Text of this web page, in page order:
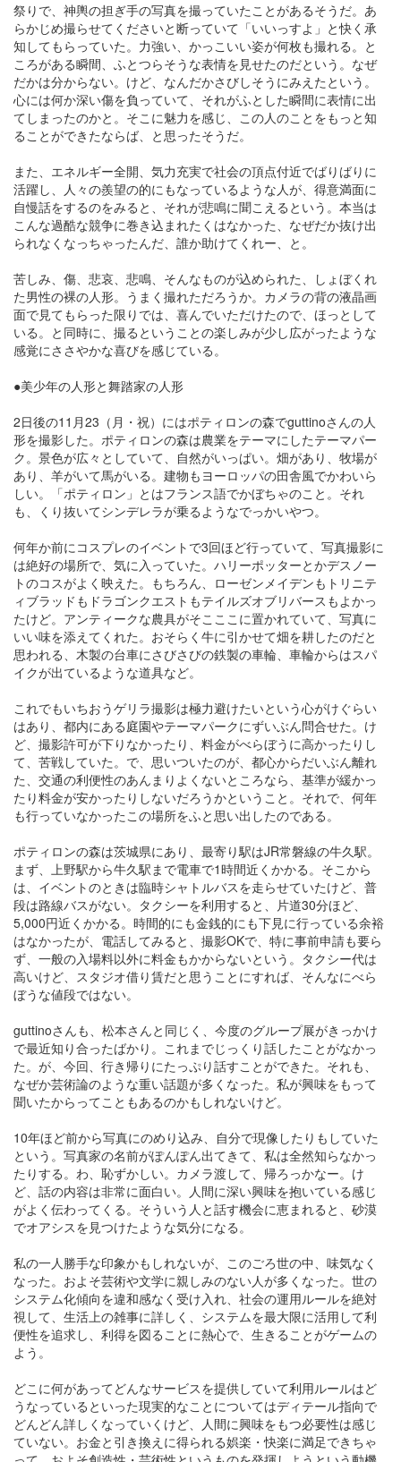
祭りで、神輿の担ぎ手の写真を撮っていたことがあるそうだ。あ
らかじめ撮らせてくださいと断っていて「いいっすよ」と快く承
知してもらっていた。力強い、かっこいい姿が何枚も撮れる。と
ころがある瞬間、ふとつらそうな表情を見せたのだという。なぜ
だかは分からない。けど、なんだかさびしそうにみえたという。
心には何か深い傷を負っていて、それがふとした瞬間に表情に出
てしまったのかと。そこに魅力を感じ、この人のことをもっと知
ることができたならば、と思ったそうだ。
また、エネルギー全開、気力充実で社会の頂点付近でばりばりに
活躍し、人々の羨望の的にもなっているような人が、得意満面に
自慢話をするのをみると、それが悲鳴に聞こえるという。本当は
こんな過酷な競争に巻き込まれたくはなかった、なぜだか抜け出
られなくなっちゃったんだ、誰か助けてくれー、と。
苦しみ、傷、悲哀、悲鳴、そんなものが込められた、しょぼくれ
た男性の裸の人形。うまく撮れただろうか。カメラの背の液晶画
面で見てもらった限りでは、喜んでいただけたので、ほっとして
いる。と同時に、撮るということの楽しみが少し広がったような
感覚にささやかな喜びを感じている。
●美少年の人形と舞踏家の人形
2日後の11月23（月・祝）にはポティロンの森でguttinoさんの人
形を撮影した。ポティロンの森は農業をテーマにしたテーマパー
ク。景色が広々としていて、自然がいっぱい。畑があり、牧場が
あり、羊がいて馬がいる。建物もヨーロッパの田舎風でかわいら
しい。「ポティロン」とはフランス語でかぼちゃのこと。それ
も、くり抜いてシンデレラが乗るようなでっかいやつ。
何年か前にコスプレのイベントで3回ほど行っていて、写真撮影に
は絶好の場所で、気に入っていた。ハリーポッターとかデスノー
トのコスがよく映えた。もちろん、ローゼンメイデンもトリニテ
ィブラッドもドラゴンクエストもテイルズオブリバースもよかっ
たけど。アンティークな農具がそこここに置かれていて、写真に
いい味を添えてくれた。おそらく牛に引かせて畑を耕したのだと
思われる、木製の台車にさびさびの鉄製の車輪、車輪からはスパ
イクが出ているような道具など。
これでもいちおうゲリラ撮影は極力避けたいという心がけぐらい
はあり、都内にある庭園やテーマパークにずいぶん問合せた。け
ど、撮影許可が下りなかったり、料金がべらぼうに高かったりし
て、苦戦していた。で、思いついたのが、都心からだいぶん離れ
た、交通の利便性のあんまりよくないところなら、基準が緩かっ
たり料金が安かったりしないだろうかということ。それで、何年
も行っていなかったこの場所をふと思い出したのである。
ポティロンの森は茨城県にあり、最寄り駅はJR常磐線の牛久駅。
まず、上野駅から牛久駅まで電車で1時間近くかかる。そこから
は、イベントのときは臨時シャトルバスを走らせていたけど、普
段は路線バスがない。タクシーを利用すると、片道30分ほど、
5,000円近くかかる。時間的にも金銭的にも下見に行っている余裕
はなかったが、電話してみると、撮影OKで、特に事前申請も要ら
ず、一般の入場料以外に料金もかからないという。タクシー代は
高いけど、スタジオ借り賃だと思うことにすれば、そんなにべら
ぼうな値段ではない。
guttinoさんも、松本さんと同じく、今度のグループ展がきっかけ
で最近知り合ったばかり。これまでじっくり話したことがなかっ
た。が、今回、行き帰りにたっぷり話すことができた。それも、
なぜか芸術論のような重い話題が多くなった。私が興味をもって
聞いたからってこともあるのかもしれないけど。
10年ほど前から写真にのめり込み、自分で現像したりもしていた
という。写真家の名前がぽんぽん出てきて、私は全然知らなかっ
たりする。わ、恥ずかしい。カメラ渡して、帰ろっかなー。け
ど、話の内容は非常に面白い。人間に深い興味を抱いている感じ
がよく伝わってくる。そういう人と話す機会に恵まれると、砂漠
でオアシスを見つけたような気分になる。
私の一人勝手な印象かもしれないが、このごろ世の中、味気なく
なった。およそ芸術や文学に親しみのない人が多くなった。世の
システム化傾向を違和感なく受け入れ、社会の運用ルールを絶対
視して、生活上の雑事に詳しく、システムを最大限に活用して利
便性を追求し、利得を図ることに熱心で、生きることがゲームの
よう。
どこに何があってどんなサービスを提供していて利用ルールはど
うなっているといった現実的なことについてはディテール指向で
どんどん詳しくなっていくけど、人間に興味をもつ必要性は感じ
ていない。お金と引き換えに得られる娯楽・快楽に満足できちゃ